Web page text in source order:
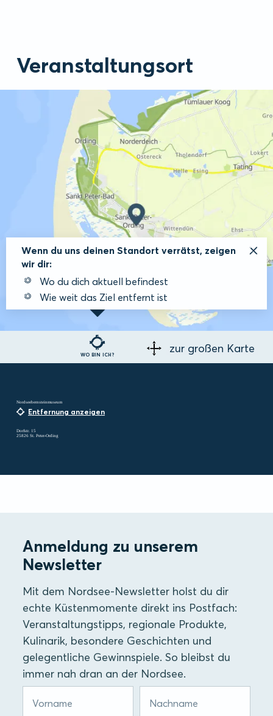
Veranstaltungsort
WO BIN ICH?
Wenn du uns deinen Standort verrätst, zeigen
wir dir:
Wo du dich aktuell befindest
Wie weit das Ziel entfernt ist
zur großen Karte
Nordseebernsteinmuseum
Entfernung anzeigen
Dorfstr. 15
25826 St. Peter-Ording
Anmeldung zu unserem
Newsletter
Mit dem Nordsee-Newsletter holst du dir
echte Küstenmomente direkt ins Postfach:
Veranstaltungstipps, regionale Produkte,
Kulinarik, besondere Geschichten und
gelegentliche Gewinnspiele. So bleibst du
immer nah dran an der Nordsee.